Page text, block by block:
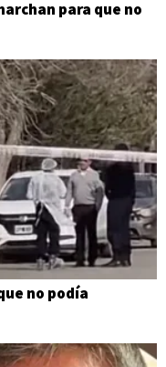
para que no
no podía